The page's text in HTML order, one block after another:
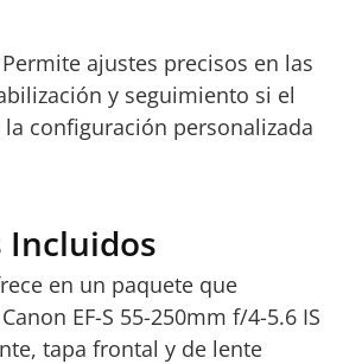
Permite ajustes precisos en las
y seguimiento si el
configuración personalizada
Incluidos
en un paquete que
EF-S 55-250mm f/4-5.6 IS
tapa frontal y de lente